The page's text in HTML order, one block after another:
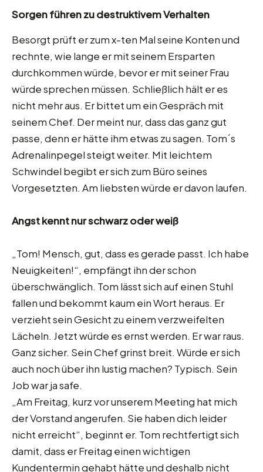
Sorgen führen zu destruktivem Verhalten
Besorgt prüft er zum x-ten Mal seine Konten und
rechnte, wie lange er mit seinem Ersparten
durchkommen würde, bevor er mit seiner Frau
würde sprechen müssen. Schließlich hält er es
nicht mehr aus. Er bittet um ein Gespräch mit
seinem Chef. Der meint nur, dass das ganz gut
passe, denn er hätte ihm etwas zu sagen. Tom´s
Adrenalinpegel steigt weiter. Mit leichtem
Schwindel begibt er sich zum Büro seines
Vorgesetzten. Am liebsten würde er davon laufen.
Angst kennt nur schwarz oder weiß
„Tom! Mensch, gut, dass es gerade passt. Ich habe
Neuigkeiten!“, empfängt ihn der schon
überschwänglich. Tom lässt sich auf einen Stuhl
fallen und bekommt kaum ein Wort heraus. Er
verzieht sein Gesicht zu einem verzweifelten
Lächeln. Jetzt würde es ernst werden. Er war raus.
Ganz sicher. Sein Chef grinst breit. Würde er sich
auch noch über ihn lustig machen? Typisch. Sein
Job war ja safe.
„Am Freitag, kurz vor unserem Meeting hat mich
der Vorstand angerufen. Sie haben dich leider
nicht erreicht“, beginnt er. Tom rechtfertigt sich
damit, dass er Freitag einen wichtigen
Kundentermin gehabt hätte und deshalb nicht